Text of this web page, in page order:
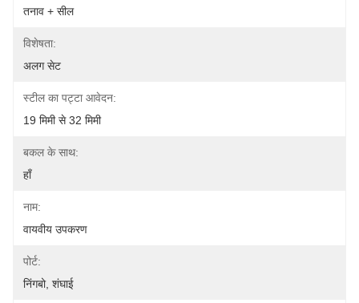
तनाव + सील
विशेषता:
अलग सेट
स्टील का पट्टा आवेदन:
19 मिमी से 32 मिमी
बकल के साथ:
हाँ
नाम:
वायवीय उपकरण
पोर्ट:
निंगबो, शंघाई